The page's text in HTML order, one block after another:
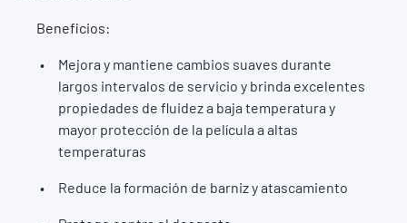
Beneficios:
Mejora y mantiene cambios suaves durante
largos intervalos de servicio y brinda excelentes
propiedades de fluidez a baja temperatura y
mayor protección de la película a altas
temperaturas
Reduce la formación de barniz y atascamiento